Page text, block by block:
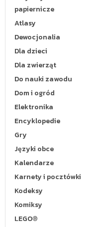
papiernicze
Atlasy
Dewocjonalia
Dla dzieci
Dla zwierząt
Do nauki zawodu
Dom i ogród
Elektronika
Encyklopedie
Gry
Języki obce
Kalendarze
Karnety i pocztówki
Kodeksy
Komiksy
LEGO®